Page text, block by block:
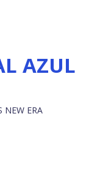
AZUL
NEW ERA